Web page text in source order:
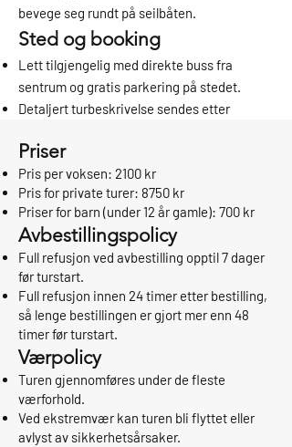
bevege seg rundt på seilbåten.
Sted og booking
Lett tilgjengelig med direkte buss fra
sentrum og gratis parkering på stedet.
Detaljert turbeskrivelse sendes etter
Priser
Pris per voksen: 2100 kr
Pris for private turer: 8750 kr
Priser for barn (under 12 år gamle): 700 kr
Avbestillingspolicy
Full refusjon ved avbestilling opptil 7 dager
før turstart.
Full refusjon innen 24 timer etter bestilling,
så lenge bestillingen er gjort mer enn 48
timer før turstart.
Værpolicy
Turen gjennomføres under de fleste
værforhold.
Ved ekstremvær kan turen bli flyttet eller
avlyst av sikkerhetsårsaker.